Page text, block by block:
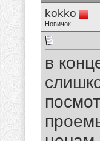
kokko
Новичок
в